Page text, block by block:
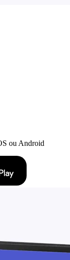
ou Android